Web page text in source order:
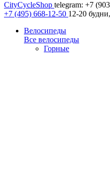
CityCycleShop telegram: +7
+7 (495) 668-12-50 12-20
Велосипеды
Все велосипеды
Горные